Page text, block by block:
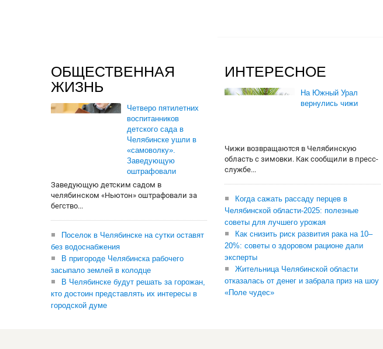
ОБЩЕСТВЕННАЯ
ЖИЗНЬ
Четверо пятилетних
воспитанников
детского сада в
Челябинске ушли в
«самоволку».
Заведующую
оштрафовали
Заведующую детским садом в
челябинском «Ньютон» оштрафовали за
бегство...
Поселок в Челябинске на сутки оставят
без водоснабжения
В пригороде Челябинска рабочего
засыпало землей в колодце
В Челябинске будут решать за горожан,
кто достоин представлять их интересы в
городской думе
ИНТЕРЕСНОЕ
На Южный Урал
вернулись чижи
Чижи возвращаются в Челябинскую
область с зимовки. Как сообщили в пресс-
службе...
Когда сажать рассаду перцев в
Челябинской области-2025: полезные
советы для лучшего урожая
Как снизить риск развития рака на 10–
20%: советы о здоровом рационе дали
эксперты
Жительница Челябинской области
отказалась от денег и забрала приз на шоу
«Поле чудес»